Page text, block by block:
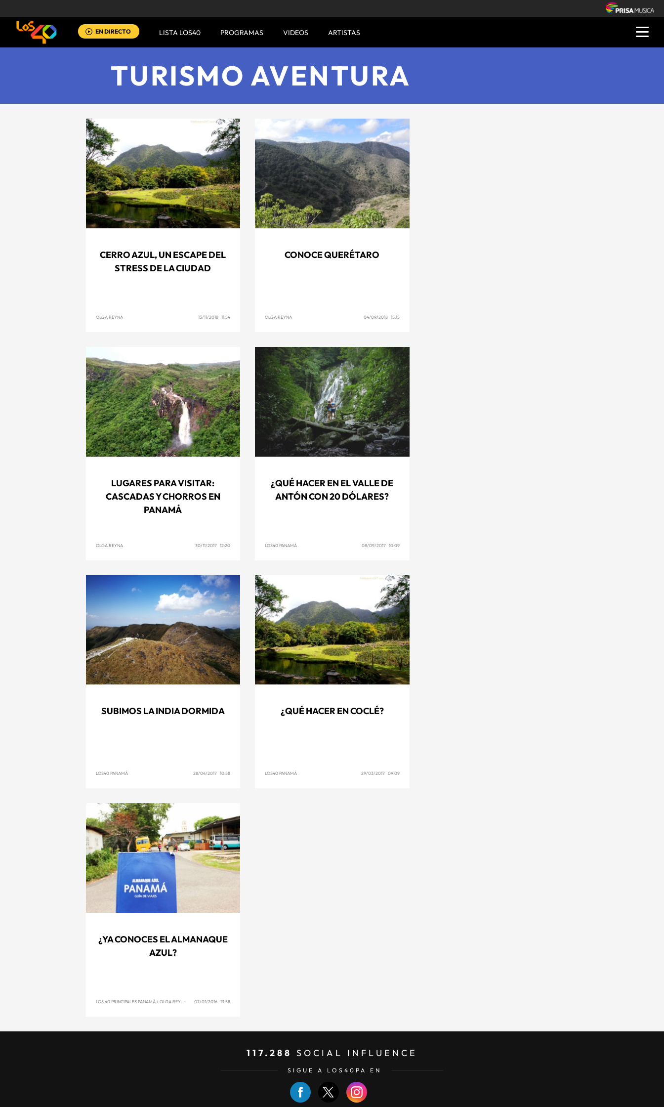
EN DIRECTO LISTA LOS40 PROGRAMAS VIDEOS ARTISTAS
TURISMO AVENTURA
CERRO AZUL, UN ESCAPE DEL
STRESS DE LA CIUDAD
OLGA REYNA 13/11/2018 11:54
CONOCE QUERÉTARO
OLGA REYNA 04/09/2018 15:15
LUGARES PARA VISITAR:
CASCADAS Y CHORROS EN
PANAMÁ
OLGA REYNA 30/11/2017 12:20
¿QUÉ HACER EN EL VALLE DE
ANTÓN CON 20 DÓLARES?
LOS40 PANAMÁ 08/09/2017 10:09
SUBIMOS LA INDIA DORMIDA
LOS40 PANAMÁ 28/04/2017 10:58
¿QUÉ HACER EN COCLÉ?
LOS40 PANAMÁ 29/03/2017 09:09
¿YA CONOCES EL ALMANAQUE
AZUL?
LOS 40 PRINCIPALES PANAMÁ/ OLGA REYNA 07/01/2016 13:58
117.288 SOCIAL INFLUENCE
SIGUE A LOS40PA EN